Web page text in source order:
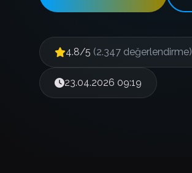
4.8/5 (2.347 değerlendirme)
23.04.2026 09:19